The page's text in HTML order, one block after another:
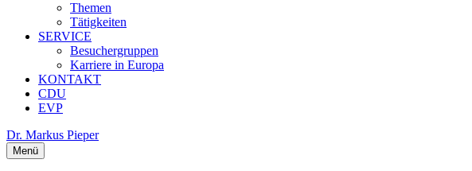
Themen
Tätigkeiten
SERVICE
Besuchergruppen
Karriere in Europa
KONTAKT
CDU
EVP
Dr. Markus Pieper
Menü